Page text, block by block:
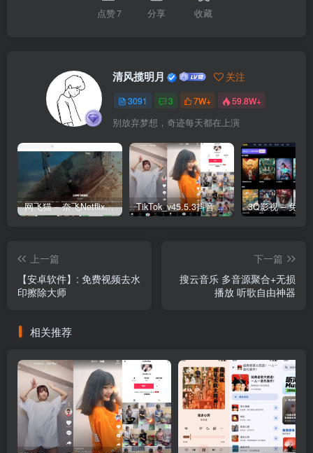
点赞7 分享 收藏
清风揽明月 关注
3091 3 7W+ 59.8W+
别放弃梦想，奇迹每天都在上演
网飞猫 – 奈飞Netflix免费看 TikTok_v45.5.3抖音国际版_免拔卡解锁全球版
上一篇
【安卓软件】: 免费视频去水
印擦除大师
下一篇
搜云音乐 多音源聚合+无损
播放 听歌自由神器
相关推荐